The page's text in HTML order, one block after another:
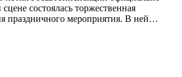
состоялась торжественная
праздничного мероприятия. В ней…